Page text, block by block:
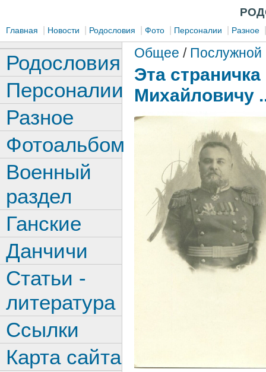
Главная Новости Родословия Фото Персоналии Разное
Общее / Послужной
Эта
Михайловичу
Родословия
Персоналии
Разное
Фотоальбом
Военный
раздел
Ганские
Данчичи
Статьи -
литература
Ссылки
Карта сайта